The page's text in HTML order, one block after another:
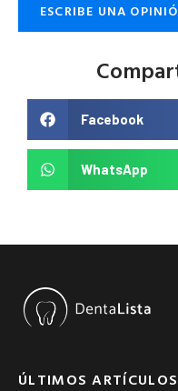
ESCRIBE UNA
Facebook
WhatsApp
ÚLTIMOS ARTÍCULOS